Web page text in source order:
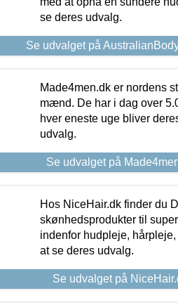
se deres udvalg.
Se udvalget på
Made4men.dk er nordens
mænd. De har i dag over
hver eneste uge bliver
udvalg.
Se udvalget på
Hos NiceHair.dk finder du
skønhedsprodukter til
indenfor hudpleje,
at se deres udvalg.
Se udvalget på